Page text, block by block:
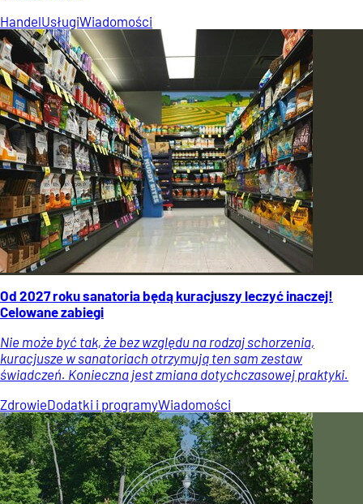
HandelUsługiWiadomości
Od 2027 roku sanatoria będą kuracjuszy leczyć inaczej!
Celowane zabiegi
Nie może być tak, że bez względu na rodzaj schorzenia,
kuracjusze w sanatoriach otrzymują ten sam zestaw
świadczeń. Konieczna jest zmiana dotychczasowej praktyki.
ZdrowieDodatki i programyWiadomości